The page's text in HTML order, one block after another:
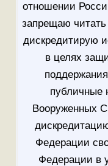
отношении
запрещаю читать
дискредитирую
в целях
публичные
Вооруженных
Федерации
Федерации в